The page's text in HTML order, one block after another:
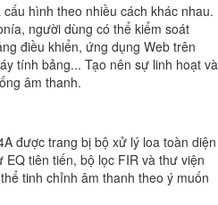
hình theo nhiều cách khác nhau.
người dùng có thể kiểm soát
điều khiển, ứng dụng Web trên
tính bảng... Tạo nên sự linh hoạt và
âm thanh.
được trang bị bộ xử lý loa toàn diện
tiên tiến, bộ lọc FIR và thư viện
tinh chỉnh âm thanh theo ý muốn